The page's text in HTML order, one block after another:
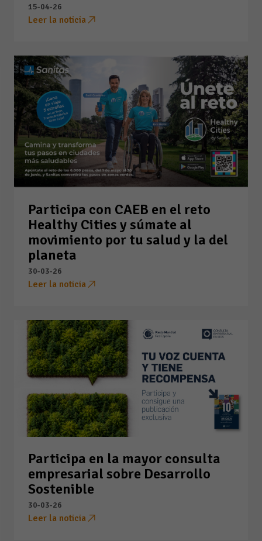
15-04-26
Leer la noticia
Participa con CAEB en el reto
Healthy Cities y súmate al
movimiento por tu salud y la del
planeta
30-03-26
Leer la noticia
Participa en la mayor consulta
empresarial sobre Desarrollo
Sostenible
30-03-26
Leer la noticia